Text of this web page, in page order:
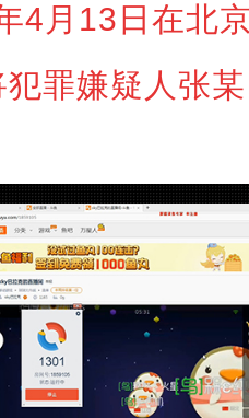
4月13日在北
罪嫌疑人张